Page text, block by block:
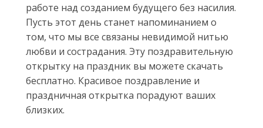
работе над созданием будущего без насилия.
Пусть этот день станет напоминанием о
том, что мы все связаны невидимой нитью
любви и сострадания. Эту поздравительную
открытку на праздник вы можете скачать
бесплатно. Красивое поздравление и
праздничная открытка порадуют ваших
близких.